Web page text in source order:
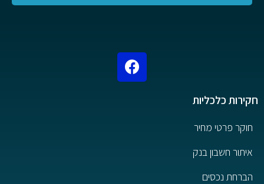
חקירות כלכליות
חוקר פרטי מחיר
איתור חשבון בנק
הברחת נכסים